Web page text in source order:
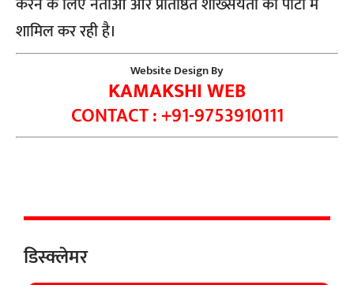
शामिल कर रही है।
Website Design By
KAMAKSHI WEB
CONTACT : +91-9753910111
डिस्क्लेमर